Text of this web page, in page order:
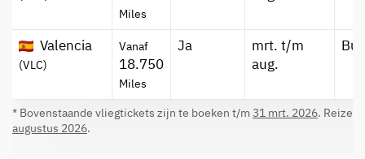
Miles
Valencia
(VLC)
Vanaf
18.750
Miles
Ja
mrt. t/m
aug.
* Bovenstaande vliegtickets zijn te boeken t/m 31 mrt. 2026. Reizen
augustus 2026.